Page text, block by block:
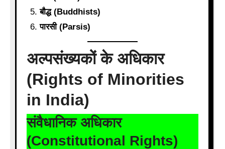
बौद्ध (Buddhists)
पारसी (Parsis)
अल्पसंख्यकों के अधिकार
(Rights of Minorities
in India)
संवैधानिक अधिकार
(Constitutional Rights)